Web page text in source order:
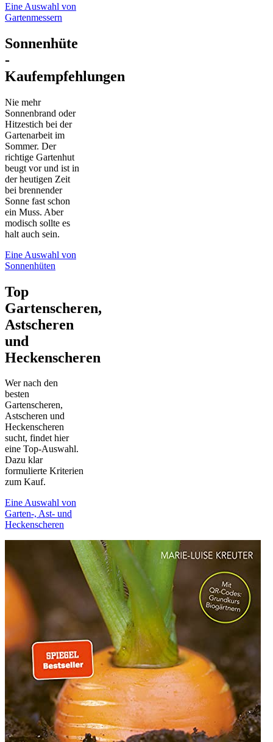
Eine Auswahl von
Gartenmessern
Sonnenhüte
-
Kaufempfehlungen
Nie mehr
Sonnenbrand oder
Hitzestich bei der
Gartenarbeit im
Sommer. Der
richtige Gartenhut
beugt vor und ist in
der heutigen Zeit
bei brennender
Sonne fast schon
ein Muss. Aber
modisch sollte es
halt auch sein.
Eine Auswahl von
Sonnenhüten
Top
Gartenscheren,
Astscheren
und
Heckenscheren
Wer nach den
besten
Gartenscheren,
Astscheren und
Heckenscheren
sucht, findet hier
eine Top-Auswahl.
Dazu klar
formulierte Kriterien
zum Kauf.
Eine Auswahl von
Garten-, Ast- und
Heckenscheren